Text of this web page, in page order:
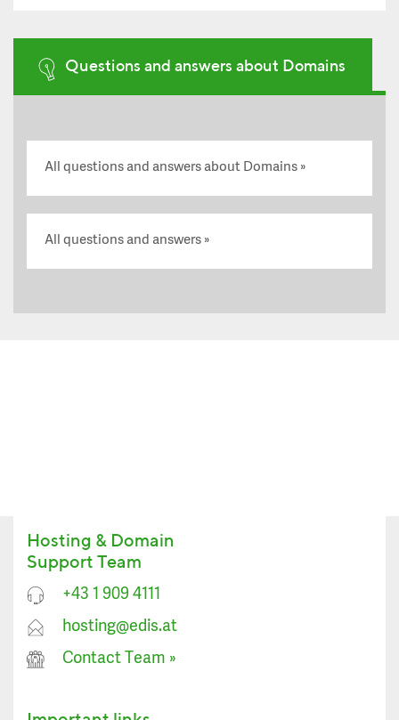
Questions and answers about Domains
All questions and answers about Domains
All questions and answers
Hosting & Domain
Support Team
+43 1 909 4111
hosting@edis.at
Contact Team »